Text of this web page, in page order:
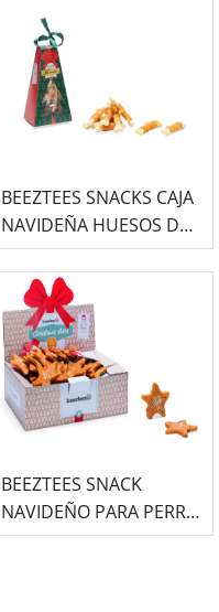
BEEZTEES SNACKS CAJA
NAVIDEÑA HUESOS DE
FIESTAS 150GR
BEEZTEES SNACK
NAVIDEÑO PARA PERRO
CON FORMA DE